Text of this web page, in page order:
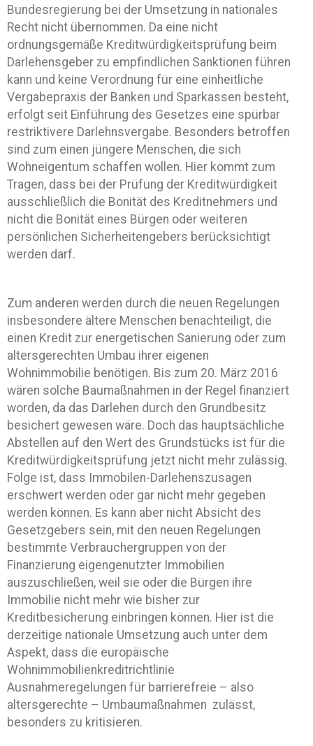
Bundesregierung bei der Umsetzung in nationales
Recht nicht übernommen. Da eine nicht
ordnungsgemäße Kreditwürdigkeitsprüfung beim
Darlehensgeber zu empfindlichen Sanktionen führen
kann und keine Verordnung für eine einheitliche
Vergabepraxis der Banken und Sparkassen besteht,
erfolgt seit Einführung des Gesetzes eine spürbar
restriktivere Darlehnsvergabe. Besonders betroffen
sind zum einen jüngere Menschen, die sich
Wohneigentum schaffen wollen. Hier kommt zum
Tragen, dass bei der Prüfung der Kreditwürdigkeit
ausschließlich die Bonität des Kreditnehmers und
nicht die Bonität eines Bürgen oder weiteren
persönlichen Sicherheitengebers berücksichtigt
werden darf.
Zum anderen werden durch die neuen Regelungen
insbesondere ältere Menschen benachteiligt, die
einen Kredit zur energetischen Sanierung oder zum
altersgerechten Umbau ihrer eigenen
Wohnimmobilie benötigen. Bis zum 20. März 2016
wären solche Baumaßnahmen in der Regel finanziert
worden, da das Darlehen durch den Grundbesitz
besichert gewesen wäre. Doch das hauptsächliche
Abstellen auf den Wert des Grundstücks ist für die
Kreditwürdigkeitsprüfung jetzt nicht mehr zulässig.
Folge ist, dass Immobilen-Darlehenszusagen
erschwert werden oder gar nicht mehr gegeben
werden können. Es kann aber nicht Absicht des
Gesetzgebers sein, mit den neuen Regelungen
bestimmte Verbrauchergruppen von der
Finanzierung eigengenutzter Immobilien
auszuschließen, weil sie oder die Bürgen ihre
Immobilie nicht mehr wie bisher zur
Kreditbesicherung einbringen können. Hier ist die
derzeitige nationale Umsetzung auch unter dem
Aspekt, dass die europäische
Wohnimmobilienkreditrichtlinie
Ausnahmeregelungen für barrierefreie – also
altersgerechte – Umbaumaßnahmen zulässt,
besonders zu kritisieren.